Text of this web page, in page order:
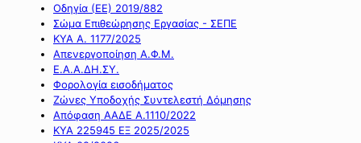
Οδηγία (ΕΕ) 2019/882
Σώμα Επιθεώρησης Εργασίας - ΣΕΠΕ
ΚΥΑ Α. 1177/2025
Απενεργοποίηση Α.Φ.Μ.
Ε.Α.Α.ΔΗ.ΣΥ.
Φορολογία εισοδήματος
Ζώνες Υποδοχής Συντελεστή Δόμησης
Απόφαση ΑΑΔΕ Α.1110/2022
ΚΥΑ 225945 ΕΞ 2025/2025